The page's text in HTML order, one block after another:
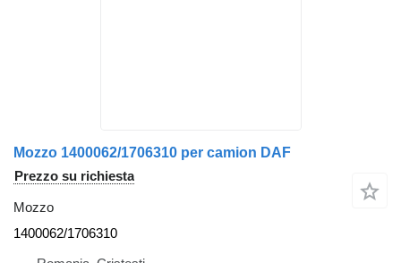
Mozzo 1400062/1706310 per camion DAF
Prezzo su richiesta
Mozzo
1400062/1706310